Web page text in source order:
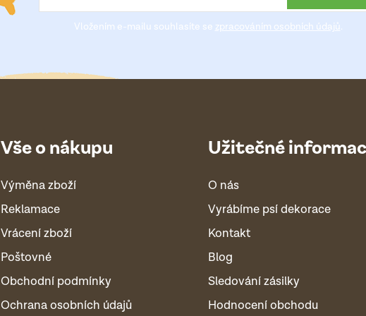
Vložením e-mailu souhlasíte se zpracováním osobních údajů.
Vše o nákupu
Výměna zboží
Reklamace
Vrácení zboží
Poštovné
Obchodní podmínky
Ochrana osobních údajů
Užitečné
O nás
Vyrábíme psí dekorace
Kontakt
Blog
Sledování zásilky
Hodnocení obchodu